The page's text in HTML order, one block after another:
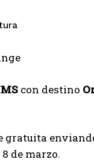
con destino
gratuita
de marzo.